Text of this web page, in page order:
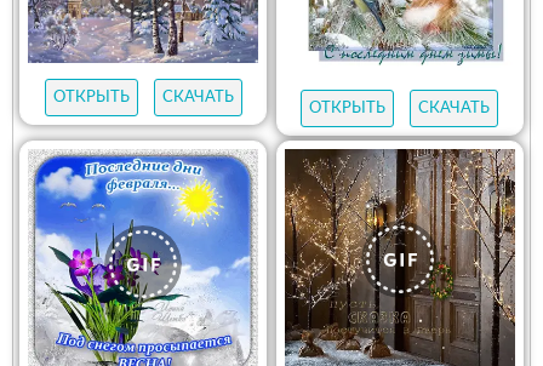
ОТКРЫТЬ СКАЧАТЬ
ОТКРЫТЬ СКАЧАТЬ